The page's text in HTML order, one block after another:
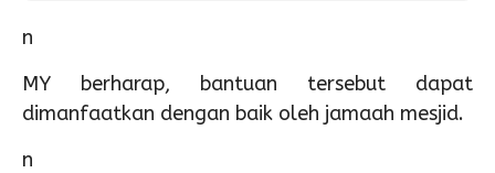
n
MY berharap, bantuan tersebut dapat
dimanfaatkan dengan baik oleh jamaah mesjid.
n